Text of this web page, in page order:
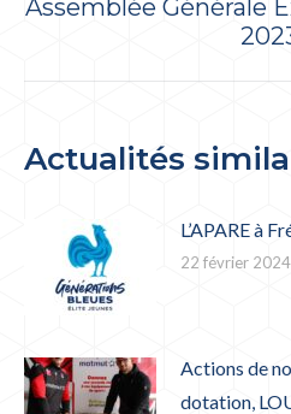
Assemblée Générale
Actualités
L’APARE à
22 février 2024
Actions de
dotation,